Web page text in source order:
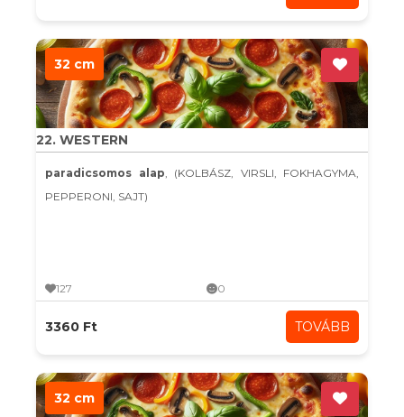
32 cm
22. WESTERN
paradicsomos alap, (KOLBÁSZ, VIRSLI, FOKHAGYMA,
PEPPERONI, SAJT)
127 0
3360 Ft TOVÁBB
32 cm